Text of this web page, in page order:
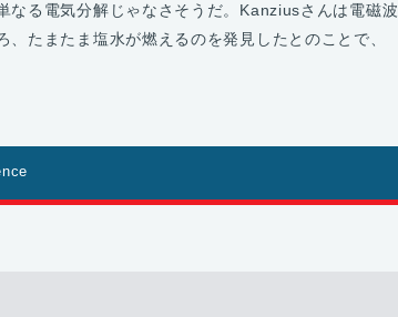
なる電気分解じゃなさそうだ。Kanziusさんは電磁波
たまたま塩水が燃えるのを発見したとのことで、